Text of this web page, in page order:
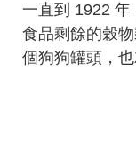
一直到 1922
食品剩餘的穀
個狗狗罐頭，